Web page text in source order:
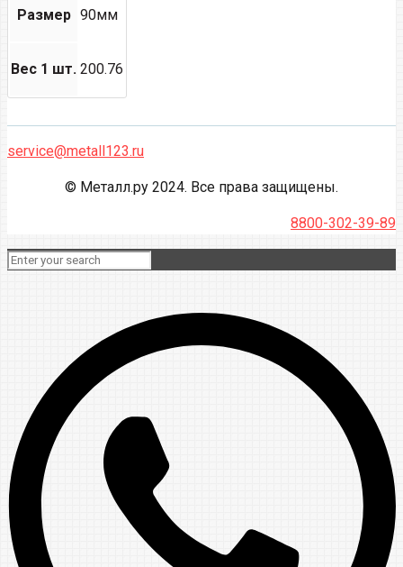
Размер 90мм
Вес 1 шт. 200.76
service@metall123.ru
© Металл.ру 2024. Все права защищены.
8800-302-39-89